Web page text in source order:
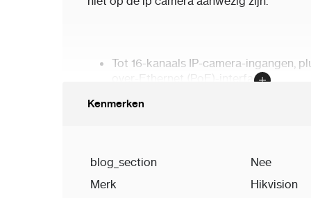
Tot 16-kanaals IP-camera-ingangen,
over-Ethernet (PoE)-interfaces
H.265+/H.265/H.264+/H.264
Gebruik Hikvision Acusense-
inspanningen en beveiligingskosten te
Kenmerken
blog_section
Nee
Merk
Hikvision